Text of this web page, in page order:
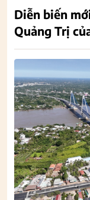
Diễn biến
Quảng Trị